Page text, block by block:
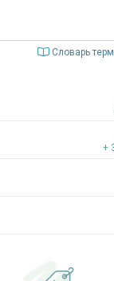
Словарь
+